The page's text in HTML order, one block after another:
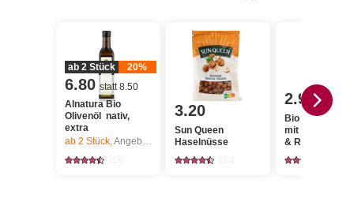
ab 2 Stück 20%
6.80 statt 8.50
Alnatura Bio
Olivenöl nativ,
extra
ab 2 Stück,Angebot gilt nur vom 6.8. bis 12.8.2026, solange Vorrat.
3.20
Sun Queen
Haselnüsse
2.95
Bio
mit Weizen,
& Roggen